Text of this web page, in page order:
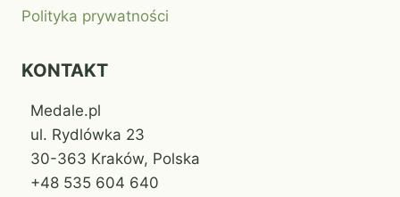
Polityka prywatności
KONTAKT
Medale.pl
ul. Rydlówka 23
30-363 Kraków, Polska
+48 535 604 640